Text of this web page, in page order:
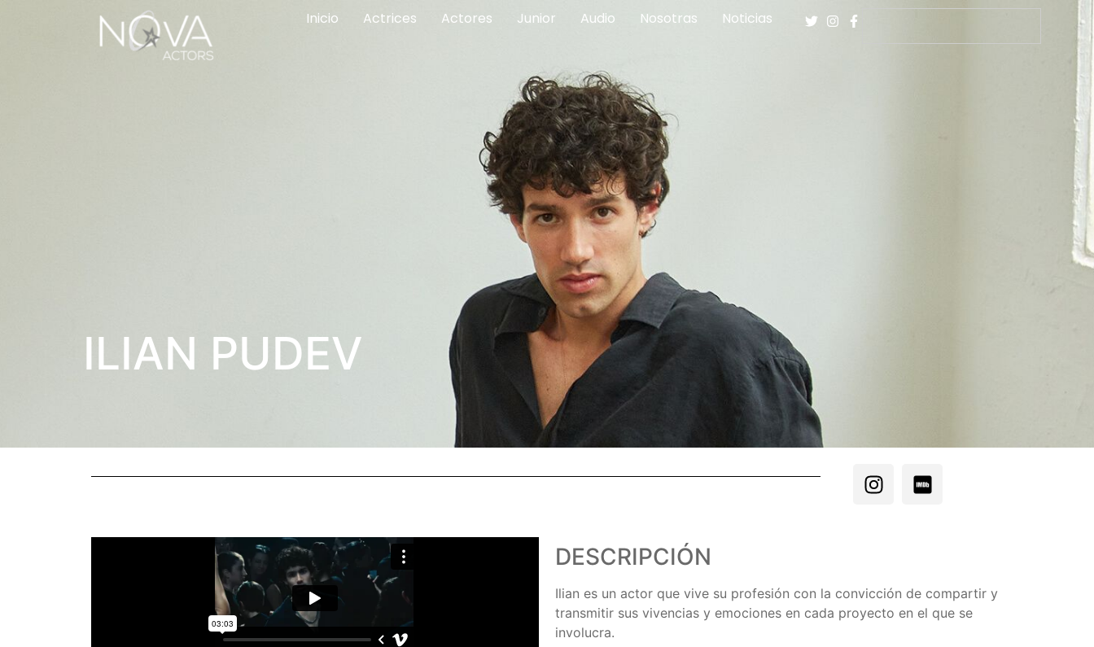
Inicio Actrices Actores Junior Audio Nosotras Noticias
ILIAN PUDEV
DESCRIPCIÓN
Ilian es un actor que vive su profesión con la convicción de compartir y
transmitir sus vivencias y emociones en cada proyecto en el que se
involucra.